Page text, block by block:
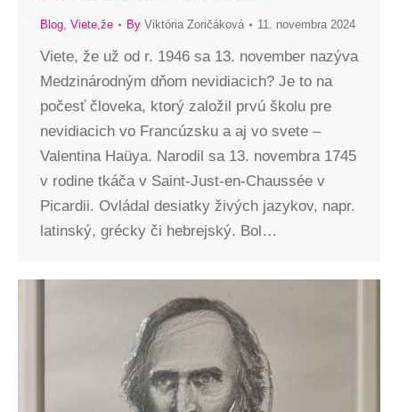
Blog, Viete,že By Viktória Zoričáková 11. novembra 2024
Viete, že už od r. 1946 sa 13. november nazýva
Medzinárodným dňom nevidiacich? Je to na
počesť človeka, ktorý založil prvú školu pre
nevidiacich vo Francúzsku a aj vo svete –
Valentina Haüya. Narodil sa 13. novembra 1745
v rodine tkáča v Saint-Just-en-Chaussée v
Picardii. Ovládal desiatky živých jazykov, napr.
latinský, grécky či hebrejský. Bol…